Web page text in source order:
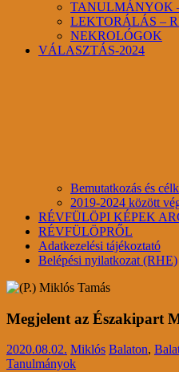
TANULMÁNYOK
LEKTORÁLÁS –
NEKROLÓGOK
VÁLASZTÁS-2024
Bemutatkozás és
2019-2024 között
RÉVFÜLÖPI KÉPEK
RÉVFÜLÖPRŐL
Adatkezelési tájékoztató
Belépési nyilatkozat (RHE)
Megjelent az Északipart
2020.08.02. Miklós Balaton,
Tanulmányok